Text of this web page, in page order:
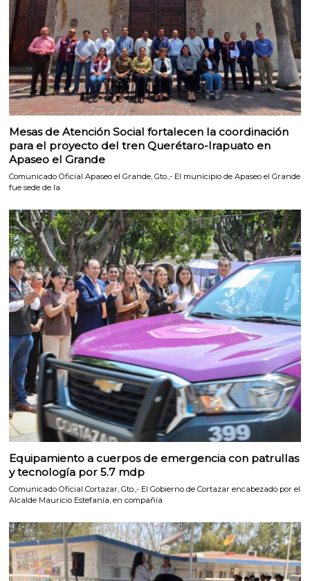
Mesas de Atención Social fortalecen la coordinación
para el proyecto del tren Querétaro-Irapuato en
Apaseo el Grande
Comunicado Oficial Apaseo el Grande, Gto.,- El municipio de Apaseo el Grande
fue sede de la
Equipamiento a cuerpos de emergencia con patrullas
y tecnología por 5.7 mdp
Comunicado Oficial Cortazar, Gto.,- El Gobierno de Cortazar encabezado por el
Alcalde Mauricio Estefanía, en compañía